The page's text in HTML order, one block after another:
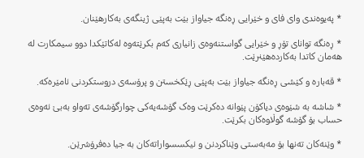
* پەیوەندی وای فای و خێرایی ڕەنگە جیاواز بێت بەپێی ژینگەی بەکارهێنان.
* ڕەنگە توانای تۆڕ و خێرایی گواستنەوەی زانیاری کەم بکرێتەوە لەکاتێکدا دوو سیمکارت لە
هەمان کاتدا بەکاردەهێنرێت.
* قەبارە و کێشی ڕەنگە جیاواز بێت بەپێی ڕێکخستن و پرۆسەی دروستکردنی ئامێرەکە.
* شاشە بە شێوەی دیاکۆن پێوانە دەکرێت وەک گۆشەیەکی چوارگۆشەی تەواو بەبێ ئەوەی
حساب بۆ گۆشە گوڵاوەکان بکرێت.
* وێنەکان تەنها بۆ مەبەستی وێناکردنن و ئیکسسواراتەکان بە جیا دەفرۆشرێن.